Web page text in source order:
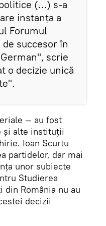
(…) s-a
instanţa a
Forumul
succesor în
scrie
o decizie unică
— au fost
şi alte instituţii
Ioan Scurtu
partidelor, dar mai
unor subiecte
Studierea
România nu au
decizii